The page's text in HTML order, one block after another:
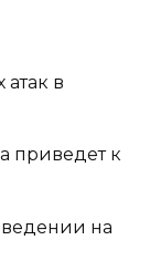
в
приведет к
на